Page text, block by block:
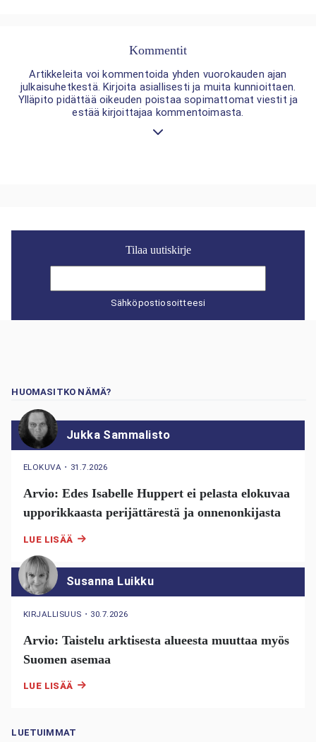
Kommentit
Artikkeleita voi kommentoida yhden vuorokauden ajan
julkaisuhetkestä. Kirjoita asiallisesti ja muita kunnioittaen.
Ylläpito pidättää oikeuden poistaa sopimattomat viestit ja
estää kirjoittajaa kommentoimasta.
Tilaa uutiskirje
Sähköpostiosoitteesi
HUOMASITKO NÄMÄ?
Jukka Sammalisto
ELOKUVA ・ 31.7.2026
Arvio: Edes Isabelle Huppert ei pelasta elokuvaa
upporikkaasta perijättärestä ja onnenonkijasta
LUE LISÄÄ
Susanna Luikku
KIRJALLISUUS ・ 30.7.2026
Arvio: Taistelu arktisesta alueesta muuttaa myös
Suomen asemaa
LUE LISÄÄ
LUETUIMMAT